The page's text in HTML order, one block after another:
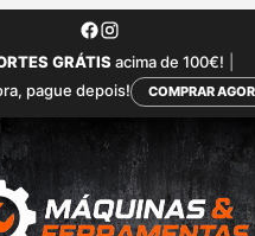
GRÁTIS acima de 100€!
pague depois!
COMPRAR